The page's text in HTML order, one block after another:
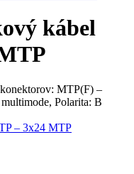
kábel
MTP(F) –
Polarita: B